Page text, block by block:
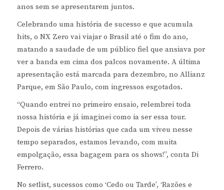
anos sem se apresentarem juntos.
Celebrando uma história de sucesso e que acumula
hits, o NX Zero vai viajar o Brasil até o fim do ano,
matando a saudade de um público fiel que ansiava por
ver a banda em cima dos palcos novamente. A última
apresentação está marcada para dezembro, no Allianz
Parque, em São Paulo, com ingressos esgotados.
“Quando entrei no primeiro ensaio, relembrei toda
nossa história e já imaginei como ia ser essa tour.
Depois de várias histórias que cada um viveu nesse
tempo separados, estamos levando, com muita
empolgação, essa bagagem para os shows!”, conta Di
Ferrero.
No setlist, sucessos como ‘Cedo ou Tarde’, ‘Razões e